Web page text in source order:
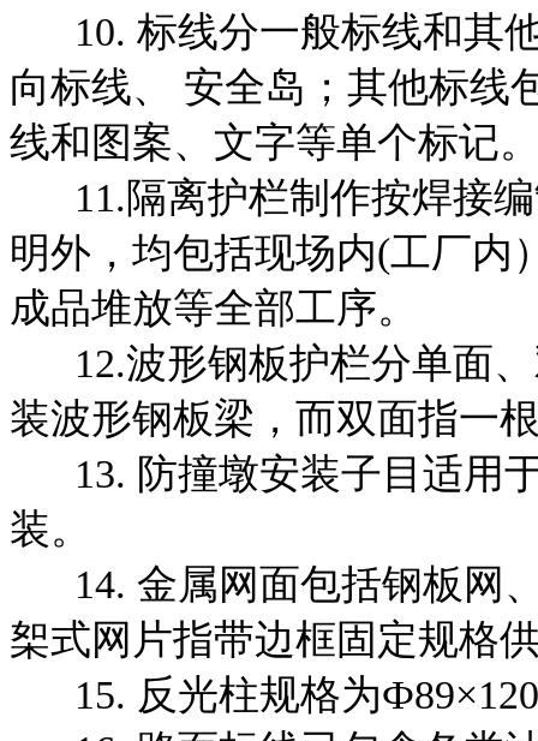
10. 标线分一般标线和其
向标线、 安全岛；其他标线
线和图案、文字等单个标记
11.隔离护栏制作按焊接编
明外，均包括现场内(工厂内
成品堆放等全部工序。
12.波形钢板护栏分单面、
装波形钢板梁，而双面指一
13. 防撞墩安装子目适用
装。
14. 金属网面包括钢板网
桇式网片指带边框固定规格
15. 反光柱规格为